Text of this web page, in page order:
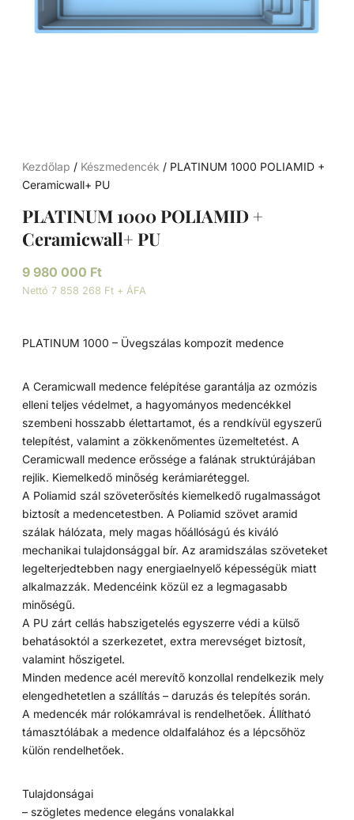
Kezdőlap / Készmedencék / PLATINUM 1000 POLIAMID +
Ceramicwall+ PU
PLATINUM 1000 POLIAMID +
Ceramicwall+ PU
9 980 000 Ft
Nettó 7 858 268 Ft + ÁFA
PLATINUM 1000 – Üvegszálas kompozit medence
A Ceramicwall medence felépítése garantálja az ozmózis
elleni teljes védelmet, a hagyományos medencékkel
szembeni hosszabb élettartamot, és a rendkívül egyszerű
telepítést, valamint a zökkenőmentes üzemeltetést. A
Ceramicwall medence erőssége a falának struktúrájában
rejlik. Kiemelkedő minőség kerámiaréteggel.
A Poliamid szál szöveterősítés kiemelkedő rugalmasságot
biztosít a medencetestben. A Poliamid szövet aramid
szálak hálózata, mely magas hőállóságú és kiváló
mechanikai tulajdonsággal bír. Az aramidszálas szöveteket
legelterjedtebben nagy energiaelnyelő képességük miatt
alkalmazzák. Medencéink közül ez a legmagasabb
minőségű.
A PU zárt cellás habszigetelés egyszerre védi a külső
behatásoktól a szerkezetet, extra merevséget biztosít,
valamint hőszigetel.
Minden medence acél merevítő konzollal rendelkezik mely
elengedhetetlen a szállítás – daruzás és telepítés során.
A medencék már rolókamrával is rendelhetőek. Állítható
támasztólábak a medence oldalfalához és a lépcsőhöz
külön rendelhetőek.
Tulajdonságai
– szögletes medence elegáns vonalakkal